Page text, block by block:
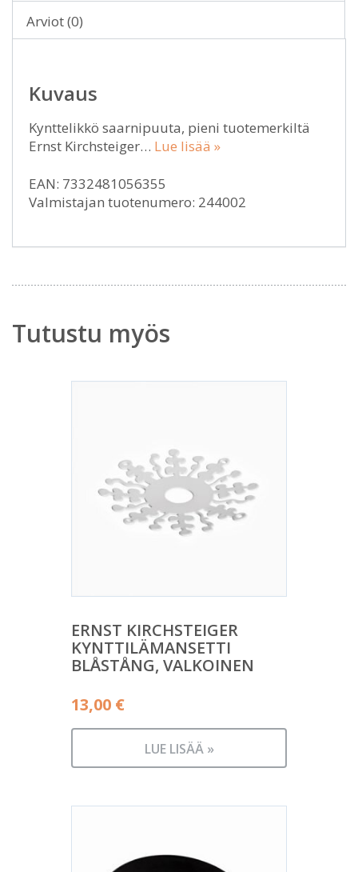
Arviot (0)
Kuvaus
Kynttelikkö saarnipuuta, pieni tuotemerkiltä
Ernst Kirchsteiger… Lue lisää »
EAN: 7332481056355
Valmistajan tuotenumero: 244002
Tutustu myös
ERNST KIRCHSTEIGER
KYNTTILÄMANSETTI
BLÅSTÅNG, VALKOINEN
13,00 €
LUE LISÄÄ »